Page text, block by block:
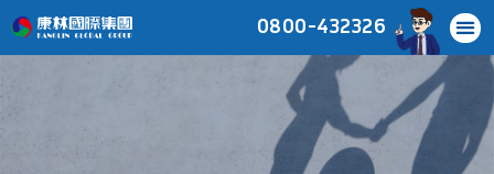
0800-432326